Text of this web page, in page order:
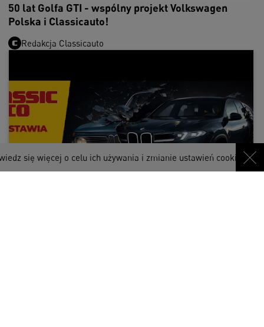
o celu ich używania i zmianie ustawień cookies w
50 lat Golfa GTI - wspólny projekt Volkswagen
Polska i Classicauto!
Redakcja Classicauto